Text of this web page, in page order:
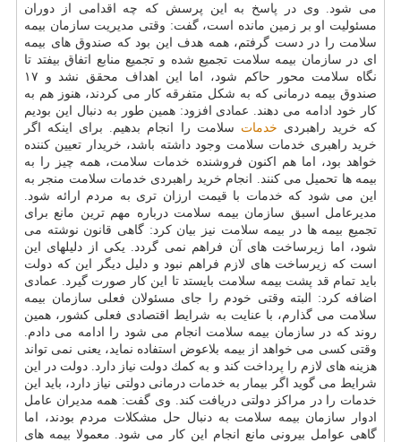
می شود. وی در پاسخ به این پرسش كه چه اقدامی از دوران
مسئولیت او بر زمین مانده است، گفت: وقتی مدیریت سازمان بیمه
سلامت را در دست گرفتم، همه هدف این بود كه صندوق های بیمه
ای در سازمان بیمه سلامت تجمیع شده و تجمیع منابع اتفاق بیفتد تا
نگاه سلامت محور حاكم شود، اما این اهداف محقق نشد و ۱۷
صندوق بیمه درمانی كه به شكل متفرقه كار می كردند، هنوز هم به
كار خود ادامه می دهند. عمادی افزود: همین طور به دنبال این بودیم
كه خرید راهبردی خدمات سلامت را انجام بدهیم. برای اینكه اگر
خرید راهبری خدمات سلامت وجود داشته باشد، خریدار تعیین كننده
خواهد بود، اما هم اكنون فروشنده خدمات سلامت، همه چیز را به
بیمه ها تحمیل می كنند. انجام خرید راهبردی خدمات سلامت منجر به
این می شود كه خدمات با قیمت ارزان تری به مردم ارائه شود.
مدیرعامل اسبق سازمان بیمه سلامت درباره مهم ترین مانع برای
تجمیع بیمه ها در بیمه سلامت نیز بیان كرد: گاهی قانون نوشته می
شود، اما زیرساخت های آن فراهم نمی گردد. یكی از دلیلهای این
است كه زیرساخت های لازم فراهم نبود و دلیل دیگر این كه دولت
باید تمام قد پشت بیمه سلامت بایستد تا این كار صورت گیرد. عمادی
اضافه كرد: البته وقتی خودم را جای مسئولان فعلی سازمان بیمه
سلامت می گذارم، با عنایت به شرایط اقتصادی فعلی كشور، همین
روند كه در سازمان بیمه سلامت انجام می شود را ادامه می دادم.
وقتی كسی می خواهد از بیمه بلاعوض استفاده نماید، یعنی نمی تواند
هزینه های لازم را پرداخت كند و به كمك دولت نیاز دارد. دولت در این
شرایط می گوید اگر بیمار به خدمات درمانی دولتی نیاز دارد، باید این
خدمات را در مراكز دولتی دریافت كند. وی گفت: همه مدیران عامل
ادوار سازمان بیمه سلامت به دنبال حل مشكلات مردم بودند، اما
گاهی عوامل بیرونی مانع انجام این كار می شود. معمولا بیمه های